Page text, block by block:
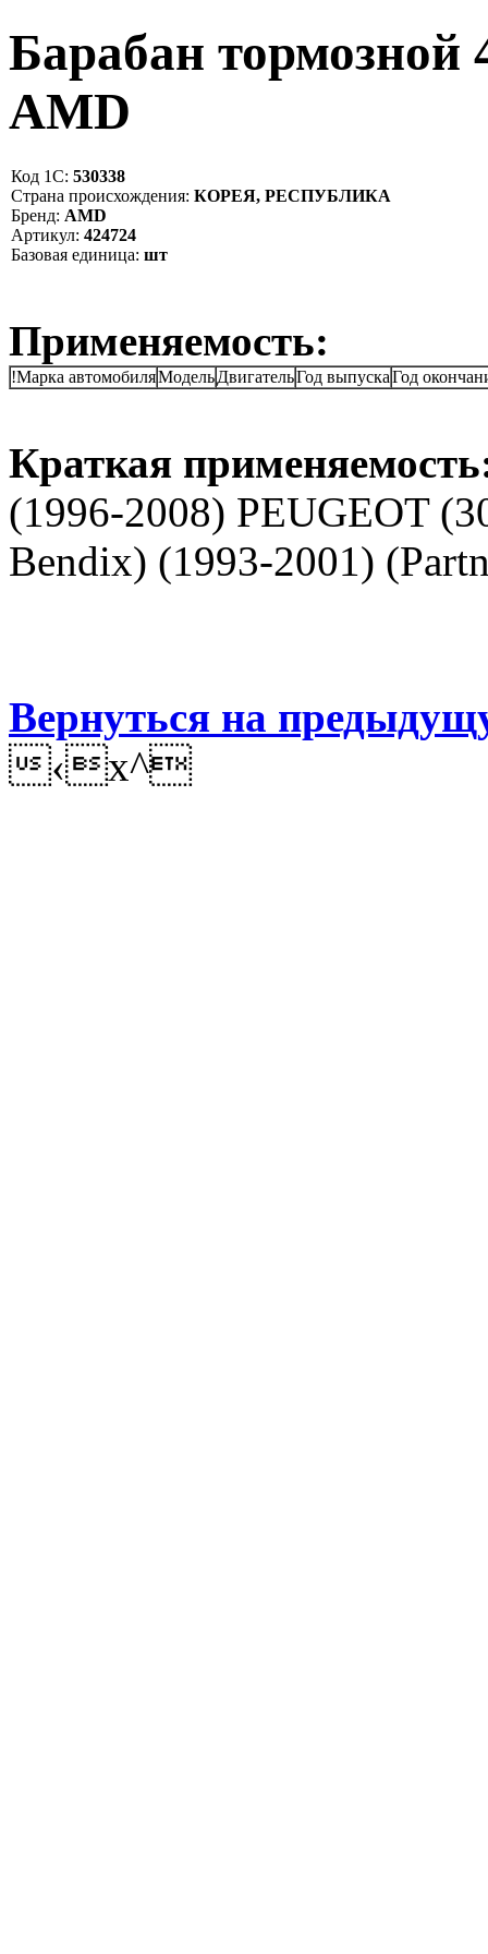
Барабан тормозной
AMD
Код 1С: 530338
Страна происхождения: КОРЕЯ, РЕСПУБЛИКА
Бренд: AMD
Артикул: 424724
Базовая единица: шт
Применяемость:
!Марка автомобиляМодельДвигательГод выпускаГод
Краткая
(1996-2008) PEUGEOT
Bendix) (1993-2001)
Вернуться на
‹x^